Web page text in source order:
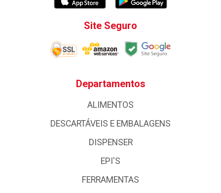
Site Seguro
Departamentos
ALIMENTOS
DESCARTÁVEIS E EMBALAGENS
DISPENSER
EPI'S
FERRAMENTAS